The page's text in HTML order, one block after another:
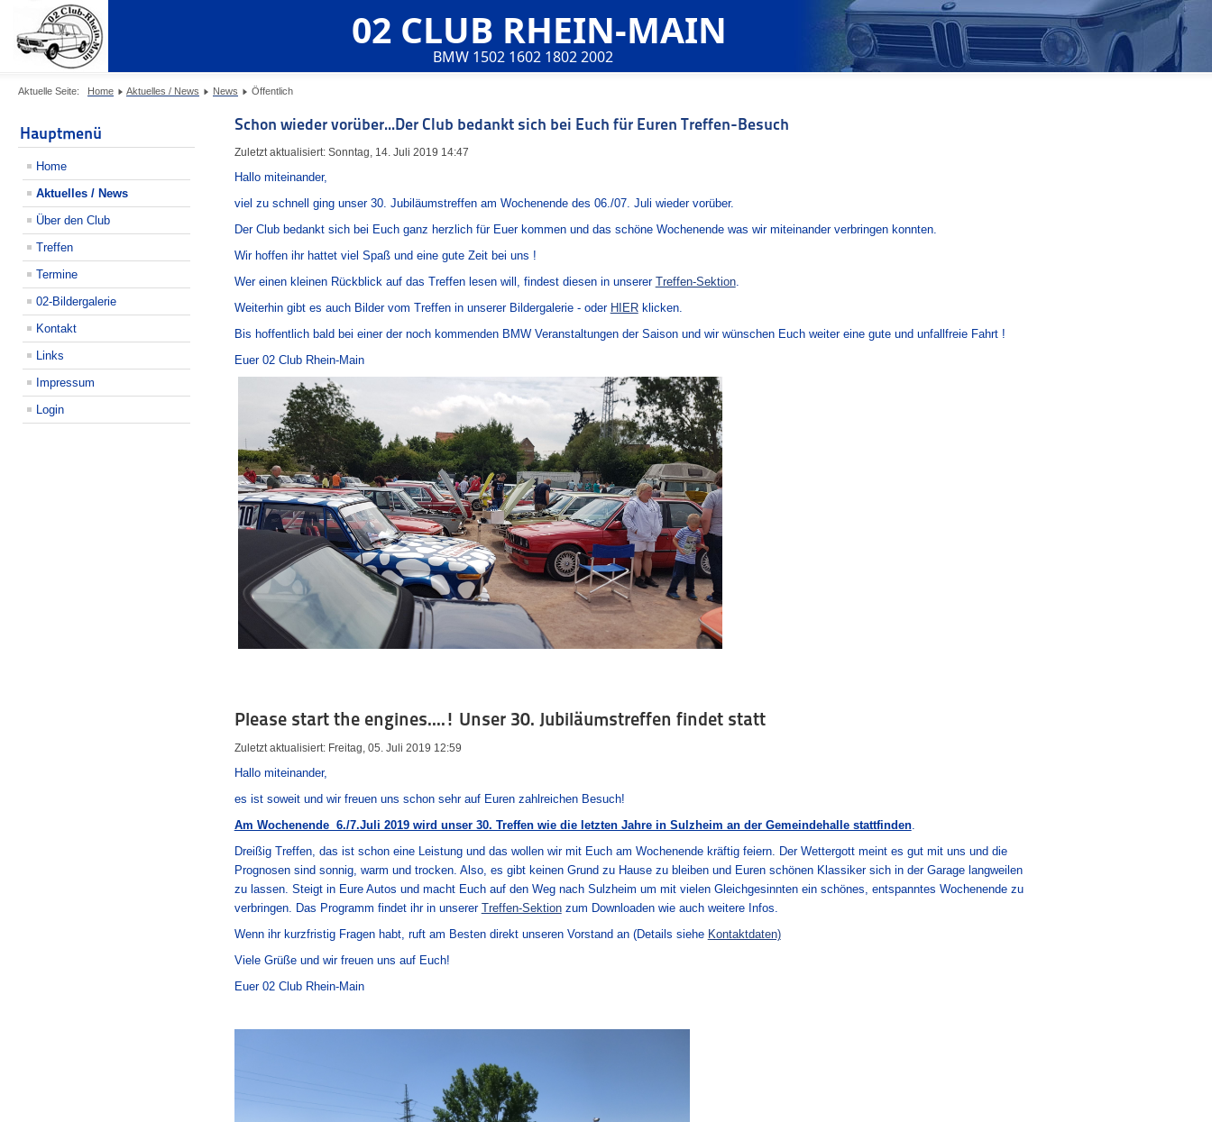
02 CLUB RHEIN-MAIN
BMW 1502 1602 1802 2002
Aktuelle Seite: Home Aktuelles / News News Öffentlich
Hauptmenü
Home
Aktuelles / News
Über den Club
Treffen
Termine
02-Bildergalerie
Kontakt
Links
Impressum
Login
Schon wieder vorüber...Der Club bedankt sich bei Euch für Euren Treffen-Besuch
Zuletzt aktualisiert: Sonntag, 14. Juli 2019 14:47
Hallo miteinander,
viel zu schnell ging unser 30. Jubiläumstreffen am Wochenende des 06./07. Juli wieder vorüber.
Der Club bedankt sich bei Euch ganz herzlich für Euer kommen und das schöne Wochenende was wir miteinander verbringen konnten.
Wir hoffen ihr hattet viel Spaß und eine gute Zeit bei uns !
Wer einen kleinen Rückblick auf das Treffen lesen will, findest diesen in unserer Treffen-Sektion.
Weiterhin gibt es auch Bilder vom Treffen in unserer Bildergalerie - oder HIERklicken.
Bis hoffentlich bald bei einer der noch kommenden BMW Veranstaltungen der Saison und wir wünschen Euch weiter eine gute und unfallfreie Fahrt !
Euer 02 Club Rhein-Main
Please start the engines....! Unser 30. Jubiläumstreffen findet statt
Zuletzt aktualisiert: Freitag, 05. Juli 2019 12:59
Hallo miteinander,
es ist soweit und wir freuen uns schon sehr auf Euren zahlreichen Besuch!
Am Wochenende 6./7.Juli 2019 wird unser 30. Treffen wie die letzten Jahre in Sulzheim an der Gemeindehalle stattfinden.
Dreißig Treffen, das ist schon eine Leistung und das wollen wir mit Euch am Wochenende kräftig feiern. Der Wettergott meint es gut mit uns und die
Prognosen sind sonnig, warm und trocken. Also, es gibt keinen Grund zu Hause zu bleiben und Euren schönen Klassiker sich in der Garage langweilen
zu lassen. Steigt in Eure Autos und macht Euch auf den Weg nach Sulzheim um mit vielen Gleichgesinnten ein schönes, entspanntes Wochenende zu
verbringen. Das Programm findet ihr in unserer Treffen-Sektionzum Downloaden wie auch weitere Infos.
Wenn ihr kurzfristig Fragen habt, ruft am Besten direkt unseren Vorstand an (Details siehe Kontaktdaten)
Viele Grüße und wir freuen uns auf Euch!
Euer 02 Club Rhein-Main